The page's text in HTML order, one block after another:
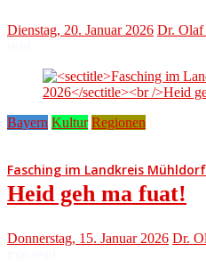
Dienstag, 20. Januar 2026 Dr.
Bayern Kultur Regionen
Fasching im Landkreis
Heid geh ma fuat!
Donnerstag, 15. Januar 2026 Dr.